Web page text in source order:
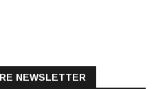
NEWSLETTER